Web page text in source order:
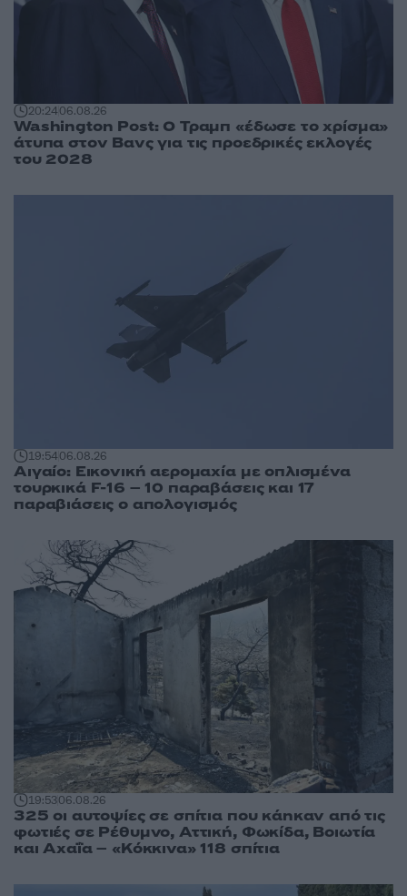
20:2406.08.26
Washington Post: Ο Τραμπ «έδωσε το χρίσμα»
άτυπα στον Βανς για τις προεδρικές εκλογές
του 2028
19:5406.08.26
Αιγαίο: Εικονική αερομαχία με οπλισμένα
τουρκικά F-16 – 10 παραβάσεις και 17
παραβιάσεις ο απολογισμός
19:5306.08.26
325 οι αυτοψίες σε σπίτια που κάηκαν από τις
φωτιές σε Ρέθυμνο, Αττική, Φωκίδα, Βοιωτία
και Αχαΐα – «Κόκκινα» 118 σπίτια